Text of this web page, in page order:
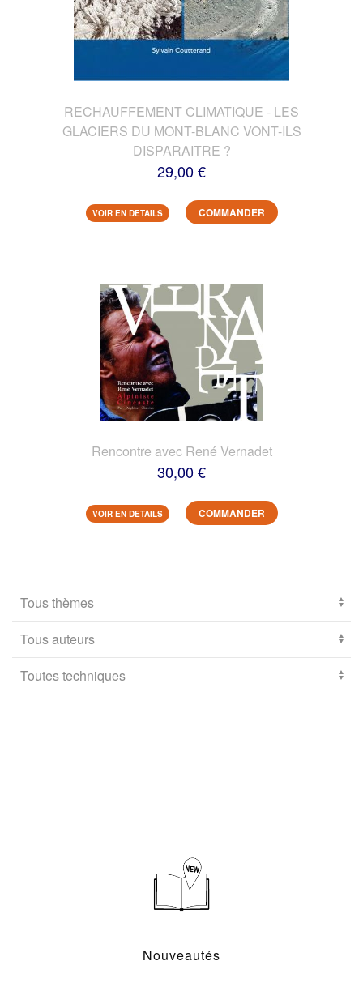
RECHAUFFEMENT CLIMATIQUE - LES
GLACIERS DU MONT-BLANC VONT-ILS
DISPARAITRE ?
29,00 €
VOIR EN DETAILS COMMANDER
Rencontre avec René Vernadet
30,00 €
VOIR EN DETAILS COMMANDER
Nouveautés